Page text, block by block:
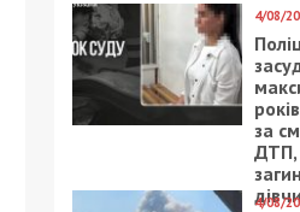
4/08/
за
ДТП,
4/08/